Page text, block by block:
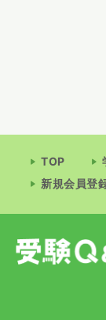
TOP
新規会員登